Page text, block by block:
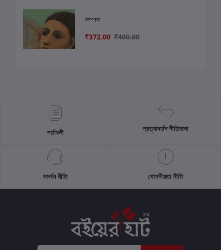
কম্পাস
₹372.00 ₹400.00
শর্তাবলী প্রত্যাবর্তন নীতিমালা
সমর্থন নীতি গোপনীয়তা নীতি